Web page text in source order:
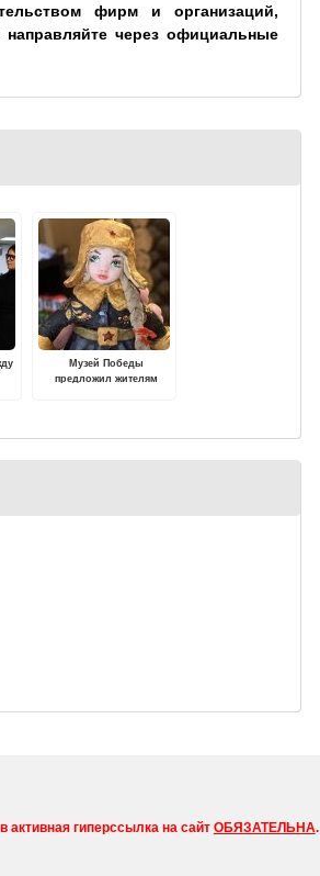
фирм и организаций,
через официальные
Музей Победы
предложил жителям
гиперссылка на сайт ОБЯЗАТЕЛЬНА.